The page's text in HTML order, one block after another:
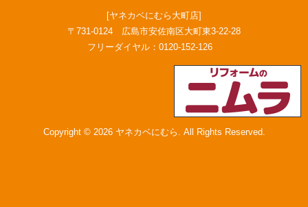
[ヤネカベにむら大町店]
〒731-0124 広島市安佐南区大町東3-22-28
フリーダイヤル： 0120-152-126
Copyright © 2026 ヤネカベにむら. All Rights Reserved.